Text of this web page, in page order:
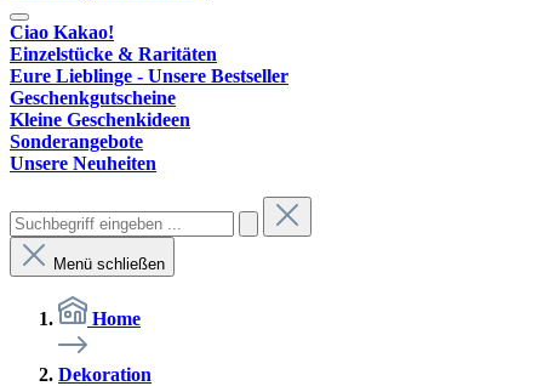
Ciao Kakao!
Einzelstücke & Raritäten
Eure Lieblinge - Unsere Bestseller
Geschenkgutscheine
Kleine Geschenkideen
Sonderangebote
Unsere Neuheiten
Menü schließen
Home
Dekoration